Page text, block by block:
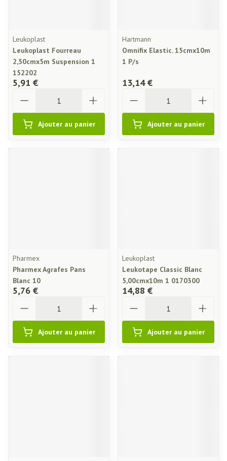
Leukoplast
Leukoplast Fourreau
2,50cmx5m Suspension 1
152202
5,91 €
Ajouter au panier
Hartmann
Omnifix Elastic. 15cmx10m
1 P/s
13,14 €
Ajouter au panier
Pharmex
Pharmex Agrafes Pans
Blanc 10
5,76 €
Ajouter au panier
Leukoplast
Leukotape Classic Blanc
5,00cmx10m 1 0170300
14,88 €
Ajouter au panier